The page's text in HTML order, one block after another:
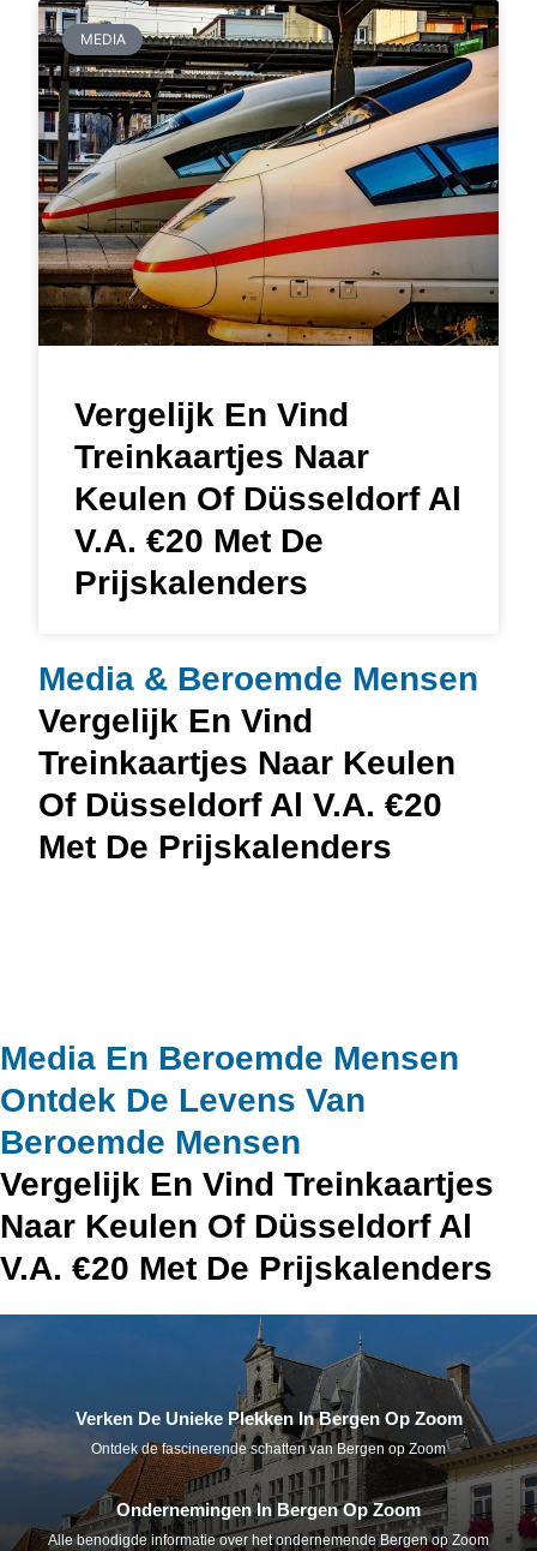
MEDIA
Vergelijk En Vind
Treinkaartjes Naar
Keulen Of Düsseldorf Al
V.a. €20 Met De
Prijskalenders
Media & Beroemde Mensen
Vergelijk En Vind
Treinkaartjes Naar Keulen
Of Düsseldorf Al V.a. €20
Met De Prijskalenders
Media En Beroemde Mensen
Ontdek De Levens Van
Beroemde Mensen
Vergelijk En Vind Treinkaartjes
Naar Keulen Of Düsseldorf Al
V.a. €20 Met De Prijskalenders
Verken De Unieke Plekken In Bergen Op Zoom
Ontdek de fascinerende schatten van Bergen op Zoom
Ondernemingen In Bergen Op Zoom
Alle benodigde informatie over het ondernemende Bergen op Zoom